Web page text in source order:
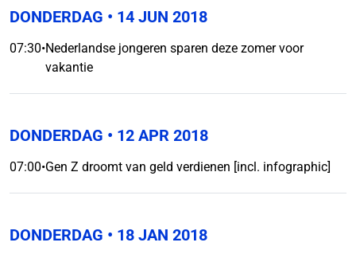
DONDERDAG • 14 JUN 2018
07:30•Nederlandse jongeren sparen deze zomer voor
vakantie
DONDERDAG • 12 APR 2018
07:00•Gen Z droomt van geld verdienen [incl. infographic]
DONDERDAG • 18 JAN 2018